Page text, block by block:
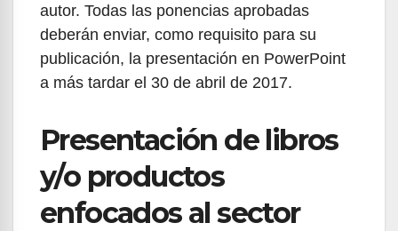
autor. Todas las ponencias aprobadas
deberán enviar, como requisito para su
publicación, la presentación en PowerPoint
a más tardar el 30 de abril de 2017.
Presentación de libros
y/o productos
enfocados al sector